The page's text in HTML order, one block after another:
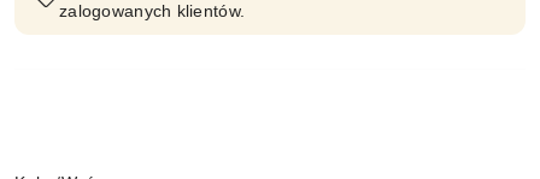
zalogowanych klientów.